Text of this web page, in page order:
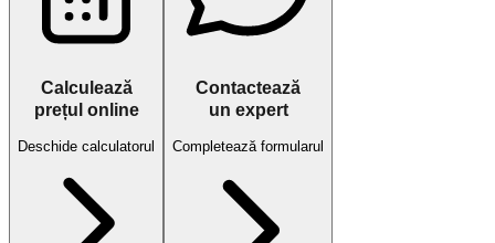
Calculează
prețul online
Deschide calculatorul
Contactează
un expert
Completează formularul